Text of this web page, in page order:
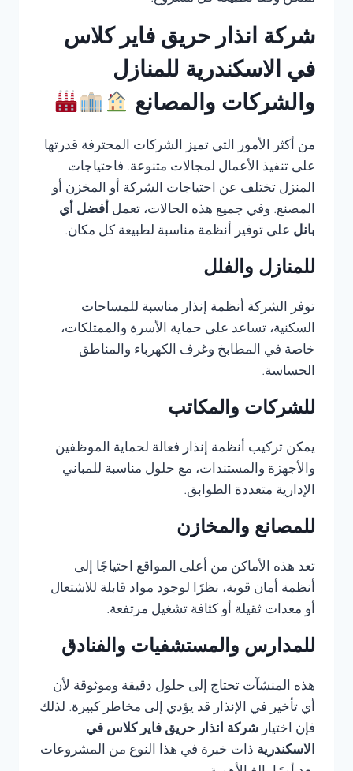
شركة انذار حريق فاير كلاس
في الاسكندرية للمنازل
والشركات والمصانع
من أكثر الأمور التي تميز الشركات المحترفة قدرتها
على تنفيذ الأعمال لمجالات متنوعة. فاحتياجات
المنزل تختلف عن احتياجات الشركة أو المخزن أو
المصنع. وفي جميع هذه الحالات، تعمل أفضل أي
بانل على توفير أنظمة مناسبة لطبيعة كل مكان.
للمنازل والفلل
توفر الشركة أنظمة إنذار مناسبة للمساحات
السكنية، تساعد على حماية الأسرة والممتلكات،
خاصة في المطابخ وغرف الكهرباء والمناطق
الحساسة.
للشركات والمكاتب
يمكن تركيب أنظمة إنذار فعالة لحماية الموظفين
والأجهزة والمستندات، مع حلول مناسبة للمباني
الإدارية متعددة الطوابق.
للمصانع والمخازن
تعد هذه الأماكن من أعلى المواقع احتياجًا إلى
أنظمة أمان قوية، نظرًا لوجود مواد قابلة للاشتعال
أو معدات ثقيلة أو كثافة تشغيل مرتفعة.
للمدارس والمستشفيات والفنادق
هذه المنشآت تحتاج إلى حلول دقيقة وموثوقة لأن
أي تأخير في الإنذار قد يؤدي إلى مخاطر كبيرة. لذلك
فإن اختيار شركة انذار حريق فاير كلاس في
الاسكندرية ذات خبرة في هذا النوع من المشروعات